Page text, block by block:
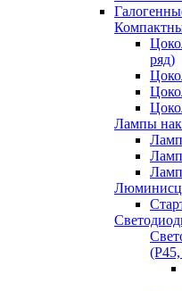
ряд)
Лампы